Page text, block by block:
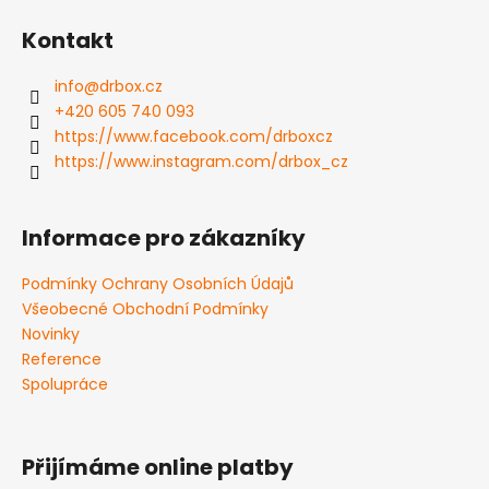
Kontakt
info@drbox.cz
+420 605 740 093
https://www.facebook.com/drboxcz
https://www.instagram.com/drbox_cz
Informace pro zákazníky
Podmínky Ochrany Osobních Údajů
Všeobecné Obchodní Podmínky
Novinky
Reference
Spolupráce
Přijímáme online platby